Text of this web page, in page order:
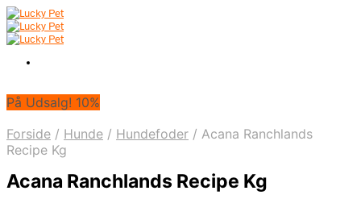
På Udsalg! 10%
Forside / Hunde / Hundefoder / Acana Ranchlands
Recipe Kg
Acana Ranchlands Recipe Kg